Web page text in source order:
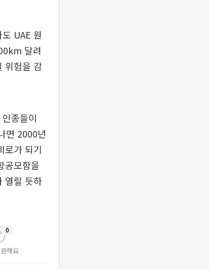
UAE 원
달려
위험을 감
종들이
면 2000년
로가 되기
공모함을
열릴 듯하
해요
0